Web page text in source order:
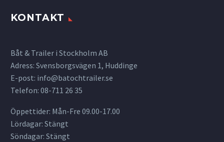
KONTAKT
Båt & Trailer i Stockholm AB
Adress: Svensborgsvägen 1, Huddinge
E-post: info@batochtrailer.se
Telefon: 08-711 26 35
Öppettider: Mån-Fre 09.00-17.00
Lördagar: Stängt
Söndagar: Stängt